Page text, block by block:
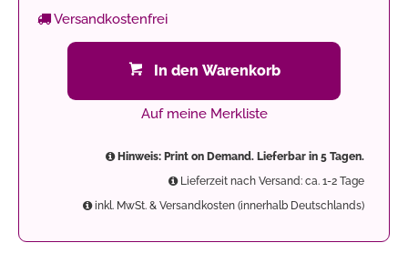
Versandkostenfrei
In den Warenkorb
Auf meine Merkliste
Hinweis: Print on Demand. Lieferbar in 5 Tagen.
Lieferzeit nach Versand: ca. 1-2 Tage
inkl. MwSt. & Versandkosten (innerhalb Deutschlands)